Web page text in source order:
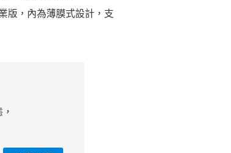
版，內為薄膜式設計，支